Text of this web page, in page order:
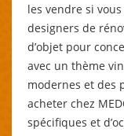
les vendre si
designers de
d’objet pour
avec un thème
modernes et des
acheter chez
spécifiques et